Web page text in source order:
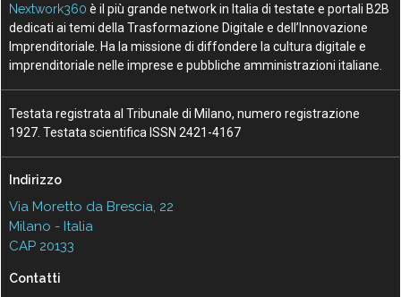
Nextwork360 è il più grande network in Italia di testate e portali B2B
dedicati ai temi della Trasformazione Digitale e dell’Innovazione
Imprenditoriale. Ha la missione di diffondere la cultura digitale e
imprenditoriale nelle imprese e pubbliche amministrazioni italiane.
Testata registrata al Tribunale di Milano, numero registrazione
1927. Testata scientifica ISSN 2421-4167
Indirizzo
Via Moretto da Brescia, 22
Milano - Italia
CAP 20133
Contatti